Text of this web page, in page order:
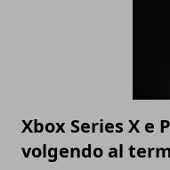
Xbox Series X e
volgendo al